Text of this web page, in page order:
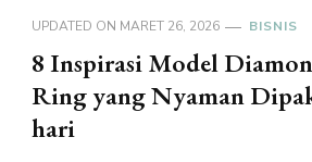
UPDATED ON MARET 26, 2026 BISNIS
8 Inspirasi Model
Ring yang Nyaman
hari